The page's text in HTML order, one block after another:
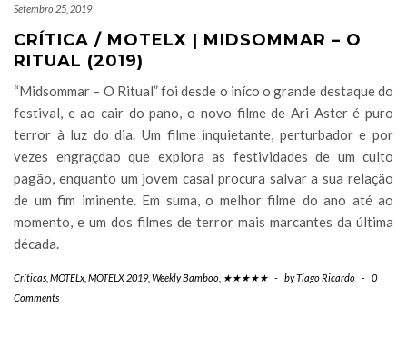
Setembro 25, 2019
CRÍTICA / MOTELX | MIDSOMMAR – O
RITUAL (2019)
“Midsommar – O Ritual” foi desde o iníco o grande destaque do
festival, e ao cair do pano, o novo filme de Ari Aster é puro
terror à luz do dia. Um filme inquietante, perturbador e por
vezes engraçdao que explora as festividades de um culto
pagão, enquanto um jovem casal procura salvar a sua relação
de um fim iminente. Em suma, o melhor filme do ano até ao
momento, e um dos filmes de terror mais marcantes da última
década.
Críticas MOTELx MOTELX 2019, Weekly Bamboo ★★★★★ - byTiago Ricardo -
0
Comments